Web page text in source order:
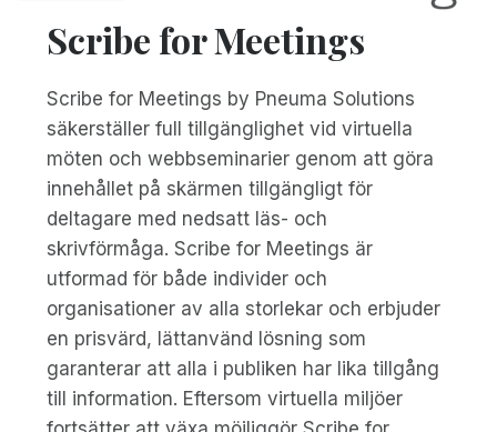
Scribe for Meetings
Scribe for Meetings by Pneuma Solutions
säkerställer full tillgänglighet vid virtuella
möten och webbseminarier genom att göra
innehållet på skärmen tillgängligt för
deltagare med nedsatt läs- och
skrivförmåga. Scribe for Meetings är
utformad för både individer och
organisationer av alla storlekar och erbjuder
en prisvärd, lättanvänd lösning som
garanterar att alla i publiken har lika tillgång
till information. Eftersom virtuella miljöer